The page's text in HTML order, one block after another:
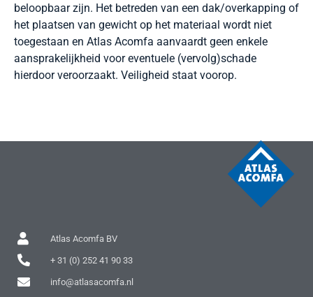
beloopbaar zijn. Het betreden van een dak/overkapping of
het plaatsen van gewicht op het materiaal wordt niet
toegestaan en Atlas Acomfa aanvaardt geen enkele
aansprakelijkheid voor eventuele (vervolg)schade
hierdoor veroorzaakt. Veiligheid staat voorop.
Atlas Acomfa BV
+ 31 (0) 252 41 90 33
info@atlasacomfa.nl